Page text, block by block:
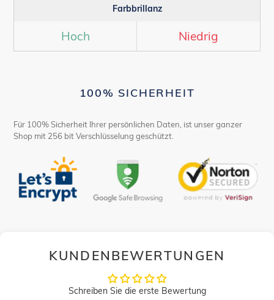
Farbbrillanz
Hoch Niedrig
100% SICHERHEIT
Für 100% Sicherheit Ihrer persönlichen Daten, ist unser ganzer
Shop mit 256 bit Verschlüsselung geschützt.
KUNDENBEWERTUNGEN
Schreiben Sie die erste Bewertung